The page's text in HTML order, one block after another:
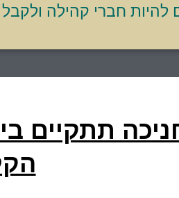
להיות חברי קהילה
תתקיים ביום רביעי 7.2.24